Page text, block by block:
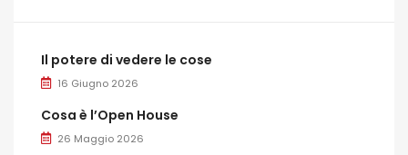
Il potere di vedere le cose
16 Giugno 2026
Cosa è l’Open House
26 Maggio 2026